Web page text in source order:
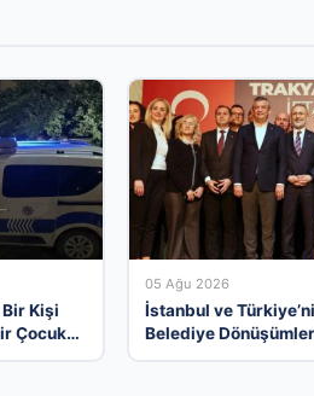
Bir Kişi
Çocuk
05 Ağu 2026
İstanbul ve
Belediye